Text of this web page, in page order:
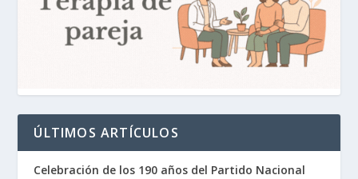
ÚLTIMOS ARTÍCULOS
Celebración de los 190 años del Partido Nacional